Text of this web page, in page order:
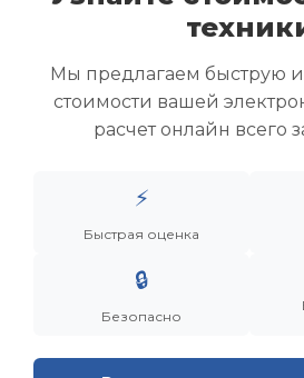
Скупка ноутбуков
Скупка ультрабуков
Скупка игровых ноутбуков
Скупка рабочих ноутбуков
Скупка старых ноутбуков (б/у)
Заказать Смотреть
Мы предлагаем быструю
стоимости вашей
расчет онлайн всего
⚡
Быстрая оценка
🔒
Безопасно